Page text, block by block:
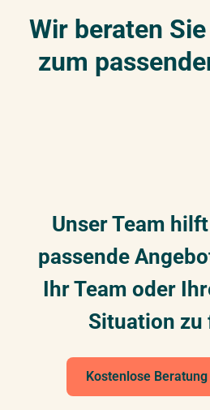
Wir beraten
zum
Unser Team
passende
Ihr Team oder
Situation zu
Kostenlose